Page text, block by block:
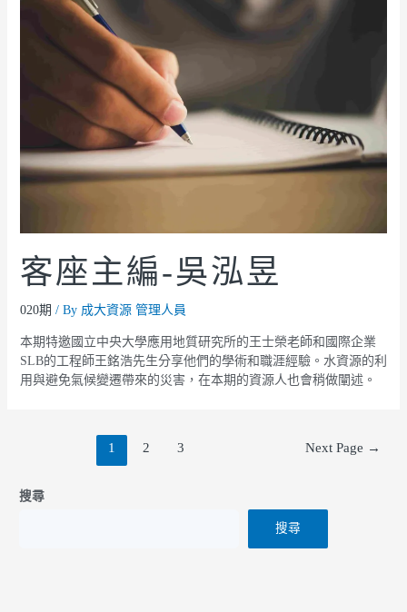
客座主編-吳泓昱
020期 / By 成大資源 管理人員
本期特邀國立中央大學應用地質研究所的王士榮老師和國際企業
SLB的工程師王銘浩先生分享他們的學術和職涯經驗。水資源的利
用與避免氣候變遷帶來的災害，在本期的資源人也會稍做闡述。
1 2 3 Next Page →
搜尋
搜尋